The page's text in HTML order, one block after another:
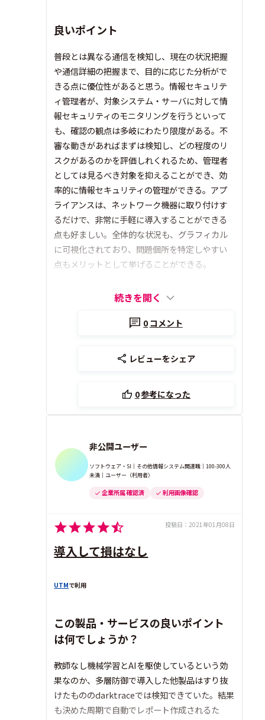
良いポイント
普段とは異なる通信を検知し、現在の状況把握
や通信詳細の把握まで、目的に応じた分析がで
きる点に優位性があると思う。情報セキュリテ
ィ管理者が、対象システム・サーバに対して情
報セキュリティのモニタリングを行うといって
も、確認の観点は多岐にわたり限度がある。不
審な動きがあればまずは検知し、どの程度のリ
スクがあるのかを評価しれくれるため、管理者
としては見るべき対象を抑えることができ、効
率的に情報セキュリティの管理ができる。アプ
ライアンスは、ネットワーク機器に取り付けす
るだけで、非常に手軽に導入することができる
点も好ましい。全体的な状況も、グラフィカル
に可視化されており、問題個所を特定しやすい
点もメリットとして挙げることができる。
続きを開く
0 コメント
レビューをシェア
0参考になった
非公開ユーザー
ソフトウェア・SI｜その他情報システム関連職｜100-300人
未満｜ユーザー（利用者）
企業所属 確認済 利用画像確認
投稿日： 2021年01月08日
導入して損はなし
UTMで利用
この製品・サービスの良いポイント
は何でしょうか？
教師なし機械学習とAIを駆使しているという効
果なのか、多層防御で導入した他製品はすり抜
けたもののdarktraceでは検知できていた。結果
も決めた周期で自動でレポート作成されるた